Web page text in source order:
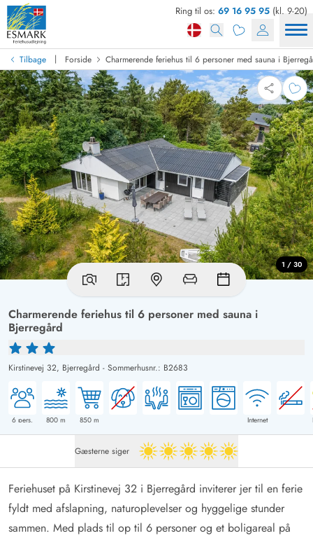
Ring til os: 69 16 95 95 (kl. 9-20)
Tilbage | Forside Charmerende feriehus til 6 personer med sauna i
Charmerende feriehus til 6 personer med sauna i
Bjerregård
Kirstinevej 32, Bjerregård - Sommerhusnr.: B2683
6 pers. 800 m 850 m Internet
1 / 30
Gæsterne siger 5 ud af 5
Feriehuset på Kirstinevej 32 i Bjerregård inviterer jer til en ferie
fyldt med afslapning, naturoplevelser og hyggelige stunder
sammen. Med plads til op til 6 personer og et boligareal på